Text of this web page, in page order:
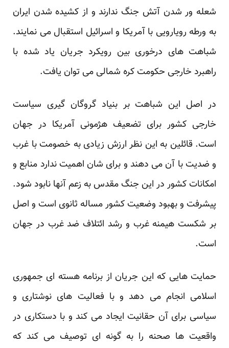
شعله ور شدن آتش جنگ ندارند و از کشیده شدن ایران
به ورطه رویارویی با آمریکا و اسرائیل استقبال می نمایند.
شباهت های درخوری بین رویکرد جریان یاد شده با
راهبرد خارجی حکومت کره شمالی می توان یافت.
در اصل این شباهت بر بنیاد گروگان گیری سیاست
خارجی کشور برای تضعیف هژمونی آمریکا در جهان
است. قائلین به این نظر ارزش زیادی به خصومت با غرب
و ضدیت با آن می دهند و برای شان اهمیت ندارد منابع و
امکانات کشور در این جنگ مقدس به زعم آنها نابود شود.
پیشرفت و بهبود وضعیت کشور مساله ثانوی است و اصل
بر شکست هیمنه غرب و رشد ائتلاف ضد غرب در جهان
است.
حمایت هایی که این جریان از برنامه هسته ای جمهوری
اسلامی انجام می دهد و با فعالیت های نوشتاری و
سیاسی برای آن حقانیت ایجاد می کند و با دستکاری در
واقعیت ها صحنه را به گونه ای توصیف می کند که